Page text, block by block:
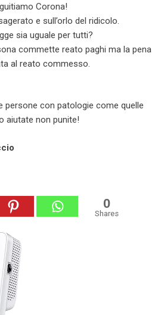
Corona!
e sull’orlo del ridicolo.
sia uguale per tutti?
commette reato paghi ma la pena
al reato commesso.
persone con patologie come quelle
aiutate non punite!
0
Shares